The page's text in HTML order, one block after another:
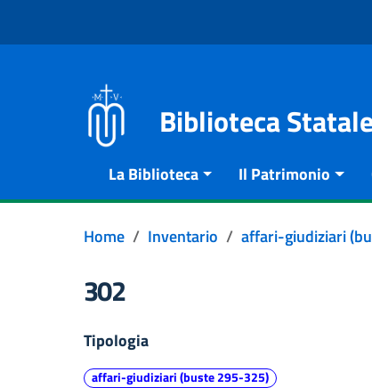
Biblioteca
La Biblioteca Il Patrimonio
Home Inventario affari-giudiziari
302
Tipologia
affari-giudiziari (buste 295-325)